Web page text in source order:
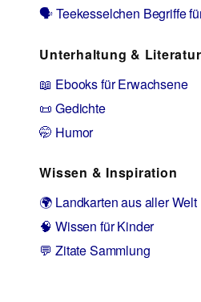
🗣️ Teekesselchen Begriffe
Unterhaltung & Literatur
📖 Ebooks für Erwachsene
📜 Gedichte
🤭 Humor
Wissen & Inspiration
🌍 Landkarten aus aller Welt
🧠 Wissen für Kinder
💬 Zitate Sammlung